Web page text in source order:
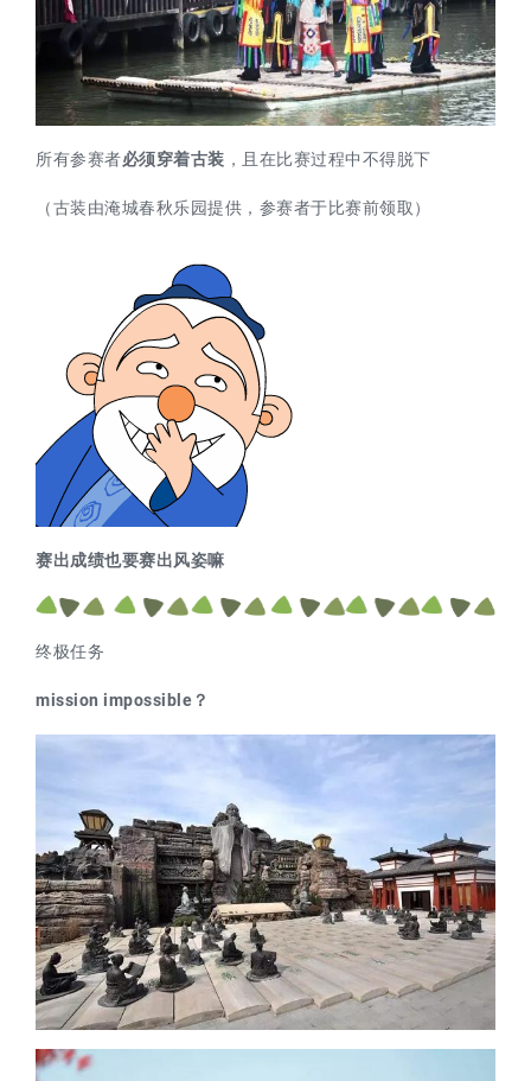
所有参赛者必须穿着古装 ，且在比赛过程中不得脱下
（古装由淹城春秋乐园提供，参赛者于比赛前领取）
赛出成绩也要赛出风姿嘛
终极任务
mission impossible？